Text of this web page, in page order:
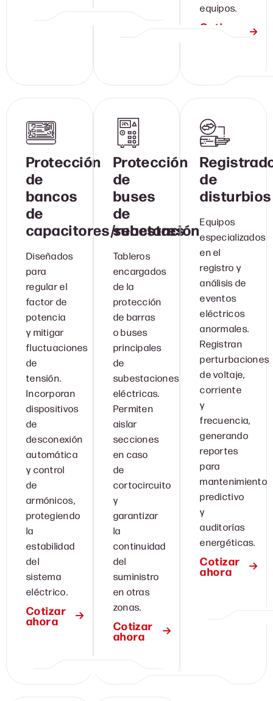
equipos.
Cotizar
Protección
de
bancos
de
capacitores/reactores
Diseñados
para
regular el
factor de
potencia
y mitigar
fluctuaciones
de
tensión.
Incorporan
dispositivos
de
desconexión
automática
y control
de
armónicos,
protegiendo
la
estabilidad
del
sistema
eléctrico.
Cotizar
ahora
Protección
de
buses
de
subestación
Tableros
encargados
de la
protección
de barras
o buses
principales
de
subestaciones
eléctricas.
Permiten
aislar
secciones
en caso
de
cortocircuito
y
garantizar
la
continuidad
del
suministro
en otras
zonas.
Cotizar
ahora
de
disturbios
Equipos
especializados
en el
registro y
análisis de
eventos
eléctricos
anormales.
Registran
perturbaciones
de voltaje,
corriente
y
frecuencia,
generando
reportes
para
mantenimiento
predictivo
y
auditorías
energéticas.
Cotizar
ahora